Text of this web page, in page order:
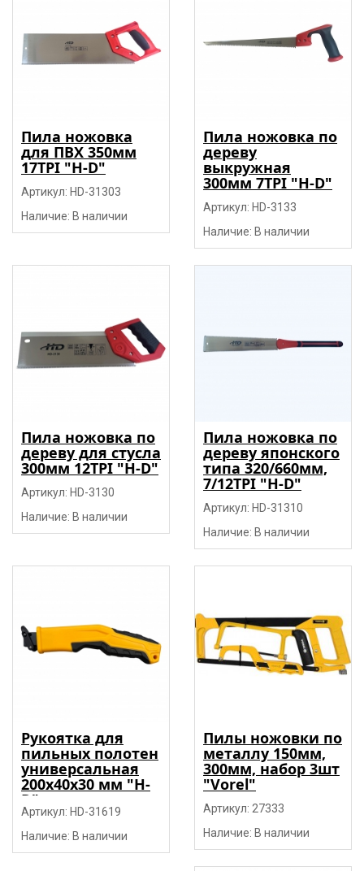
Пила ножовка
для ПВХ 350мм
17TPI "H-D"
Артикул: HD-31303
Наличие: В наличии
Пила ножовка по
дереву
выкружная
300мм 7TPI "H-D"
Артикул: HD-3133
Наличие: В наличии
Пила ножовка по
дереву для стусла
300мм 12TPI "H-D"
Артикул: HD-3130
Наличие: В наличии
Пила ножовка по
дереву японского
типа 320/660мм,
7/12TPI "H-D"
Артикул: HD-31310
Наличие: В наличии
Рукоятка для
пильных полотен
универсальная
200х40х30 мм "H-
D"
Артикул: HD-31619
Наличие: В наличии
Пилы ножовки по
металлу 150мм,
300мм, набор 3шт
"Vorel"
Артикул: 27333
Наличие: В наличии